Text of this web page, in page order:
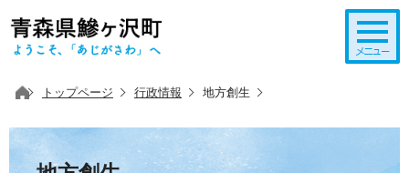
トップページ 行政情報 地方創生